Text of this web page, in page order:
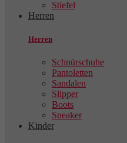
Stiefel
Herren
Herren
Schnürschuhe
Pantoletten
Sandalen
Slipper
Boots
Sneaker
Kinder